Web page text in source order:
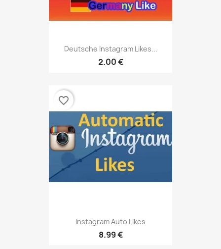
Deutsche Instagram Likes...
2.00 €
Instagram Auto Likes
8.99 €
favorite_border